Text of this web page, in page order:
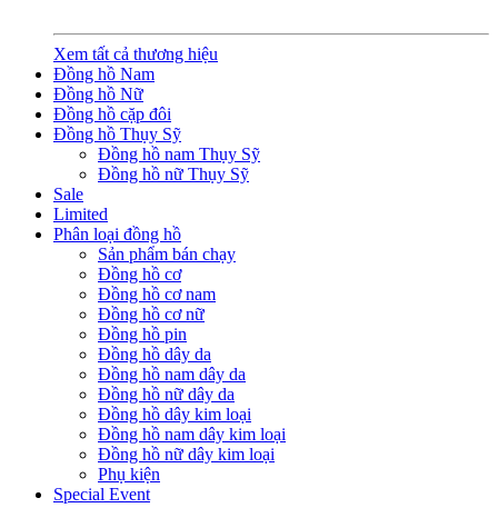
Xem tất cả thương hiệu
Đồng hồ Nam
Đồng hồ Nữ
Đồng hồ cặp đôi
Đồng hồ Thụy Sỹ
Đồng hồ nam Thụy Sỹ
Đồng hồ nữ Thụy Sỹ
Sale
Limited
Phân loại đồng hồ
Sản phẩm bán chạy
Đồng hồ cơ
Đồng hồ cơ nam
Đồng hồ cơ nữ
Đồng hồ pin
Đồng hồ dây da
Đồng hồ nam dây da
Đồng hồ nữ dây da
Đồng hồ dây kim loại
Đồng hồ nam dây kim loại
Đồng hồ nữ dây kim loại
Phụ kiện
Special Event